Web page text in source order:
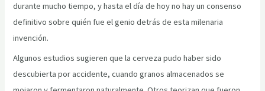
durante mucho tiempo, y hasta el día de hoy no hay un consenso
definitivo sobre quién fue el genio detrás de esta milenaria
invención.
Algunos estudios sugieren que la cerveza pudo haber sido
descubierta por accidente, cuando granos almacenados se